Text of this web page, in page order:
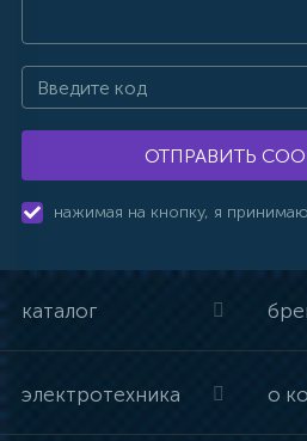
ОТПРАВИТЬ
нажимая на кнопку, я
каталог
электротехника о